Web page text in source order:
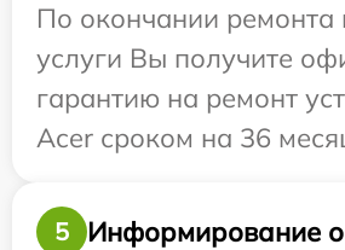
По окончании ремонта
услуги Вы получите
гарантию на ремонт
Acer сроком на 36
5
Информирование о